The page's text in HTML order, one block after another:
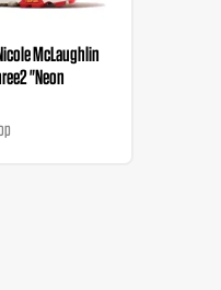
McLaughlin
"Neon